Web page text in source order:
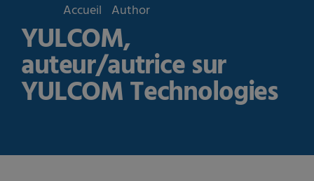
Accueil Author
YULCOM,
auteur/autrice sur
YULCOM Technologies